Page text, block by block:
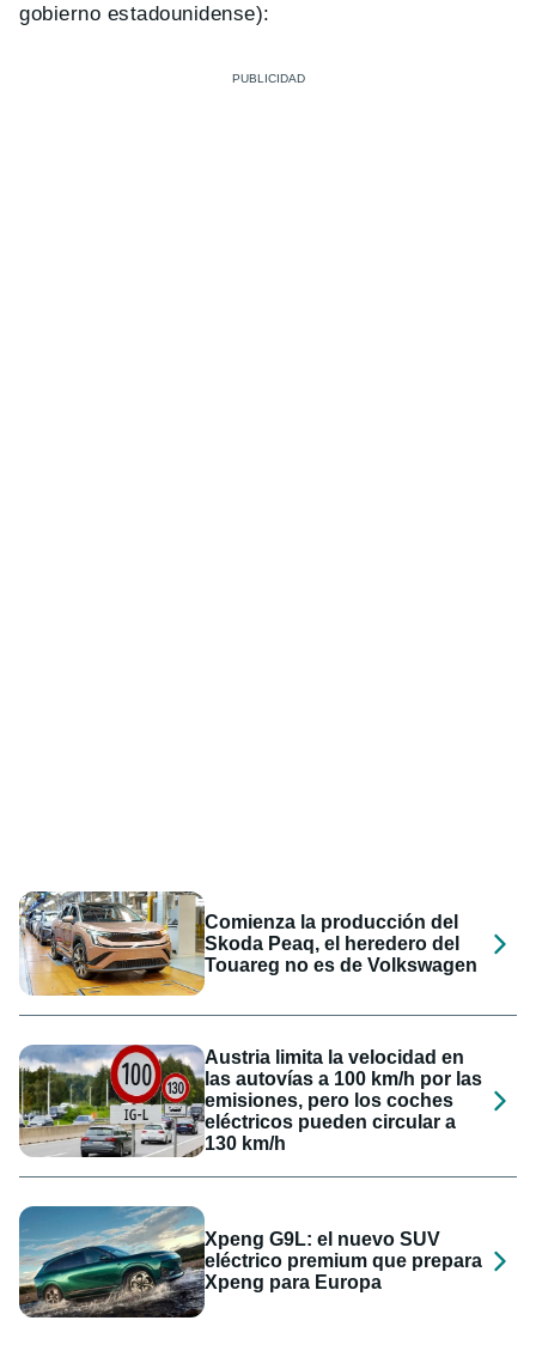
gobierno estadounidense):
Comienza la producción del
Skoda Peaq, el heredero del
Touareg no es de Volkswagen
Austria limita la velocidad en
las autovías a 100 km/h por las
emisiones, pero los coches
eléctricos pueden circular a
130 km/h
Xpeng G9L: el nuevo SUV
eléctrico premium que prepara
Xpeng para Europa